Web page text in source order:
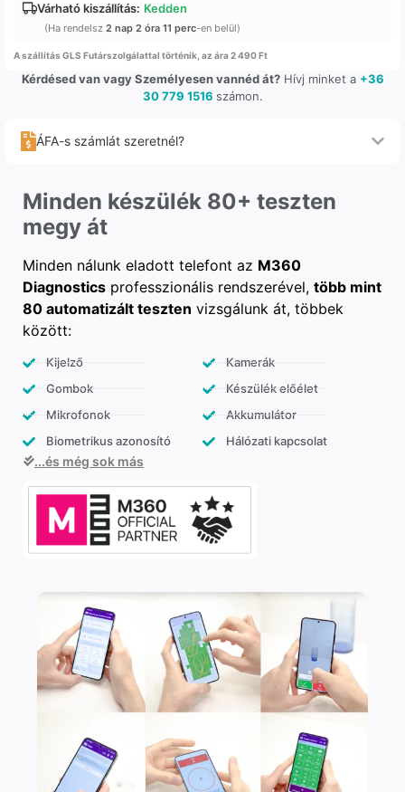
Várható kiszállítás: Kedden
(Ha rendelsz 2 nap 2 óra 11 perc-en belül)
A szállítás GLS Futárszolgálattal történik, az ára 2 490 Ft
Kérdésed van vagy Személyesen vannéd át?Hívj minket a +36
30 779 1516 számon.
ÁFA-s számlát szeretnél?
Minden készülék 80+ teszten
megy át
Minden nálunk eladott telefont az M360
Diagnostics professzionális rendszerével, több mint
80 automatizált teszten vizsgálunk át, többek
között:
Kijelző
Gombok
Mikrofonok
Biometrikus azonosító
Kamerák
Készülék előélet
Akkumulátor
Hálózati kapcsolat
...és még sok más